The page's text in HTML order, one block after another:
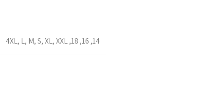
14
,
16
,
18
,
4XL, L, M,S,XL,XXL